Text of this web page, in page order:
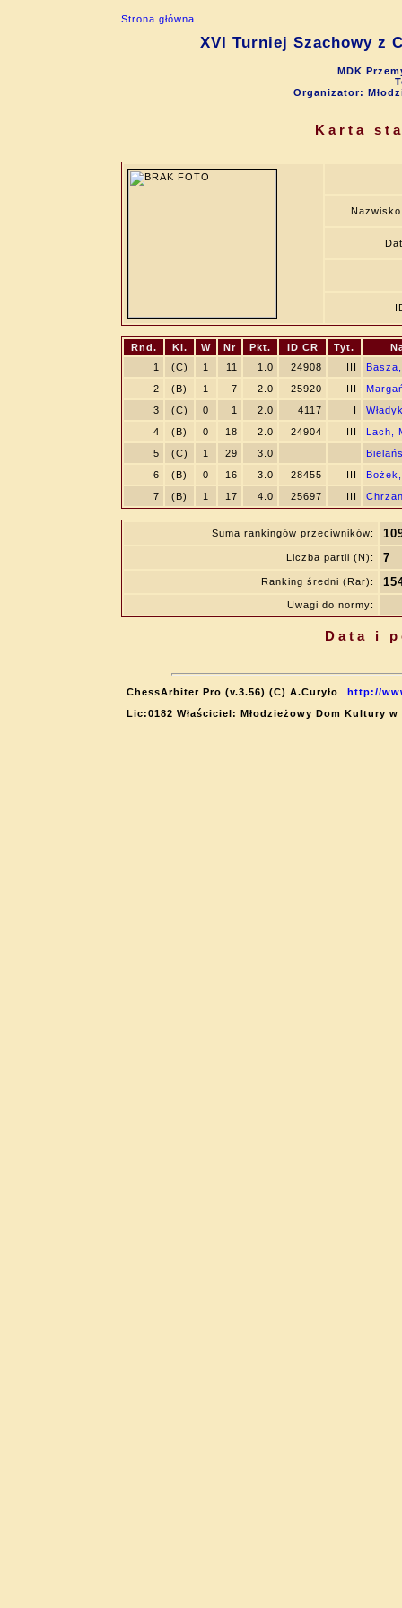
Strona główna
XVI Turniej Szachowy z
MDK
Organizator:
Karta
Rnd. Kl. W Nr Pkt. ID CR Tyt.
1
(C) 1 11 1.0 24908 III
2
(B) 1 7 2.0 25920 III
3
(C) 0 1 2.0 4117 I
4
(B) 0 18 2.0 24904 III
Lach,
5
(C) 1 29 3.0
6
(B) 0 16 3.0 28455 III
7
(B) 1 17 4.0 25697 III
Suma rankingów przeciwników:
Liczba partii (N): 7
Ranking średni (Rar):
Uwagi do normy:
Data i
ChessArbiter Pro (v.3.56) (C) A.Curyło
http://
Lic:0182 Właściciel: Młodzieżowy Dom Kultury w